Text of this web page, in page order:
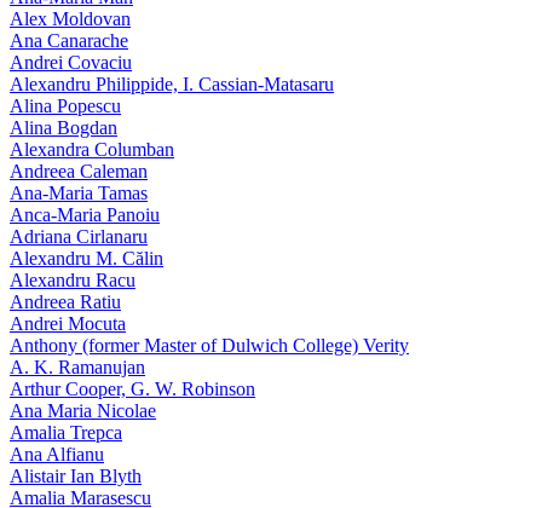
Alex Moldovan
Ana Canarache
Andrei Covaciu
Alexandru Philippide, I. Cassian‑Matasaru
Alina Popescu
Alina Bogdan
Alexandra Columban
Andreea Caleman
Ana-Maria Tamas
Anca-Maria Panoiu
Adriana Cirlanaru
Alexandru M. Călin
Alexandru Racu
Andreea Ratiu
Andrei Mocuta
Anthony (former Master of Dulwich College) Verity
A. K. Ramanujan
Arthur Cooper, G. W. Robinson
Ana Maria Nicolae
Amalia Trepca
Ana Alfianu
Alistair Ian Blyth
Amalia Marasescu